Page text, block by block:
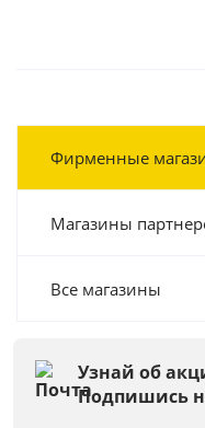
Фирменные
Магазины
Все магазины
Узнай об
Подпишись